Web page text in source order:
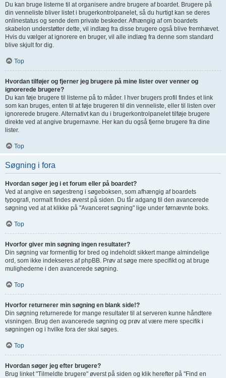
Du kan bruge listerne til at organisere andre brugere af boardet. Brugere på
din venneliste bliver listet i brugerkontrolpanelet, så du hurtigt kan se deres
onlinestatus og sende dem private beskeder. Afhængig af om boardets
skabelon understøtter dette, vil indlæg fra disse brugere også blive fremhævet.
Hvis du vælger at ignorere en bruger, vil alle indlæg fra denne som standard
blive skjult for dig.
Top
Hvordan tilføjer og fjerner jeg brugere på mine lister over venner og
ignorerede brugere?
Du kan føje brugere til listerne på to måder. I hver brugers profil findes et link
som kan bruges, enten til at føje brugeren til din venneliste, eller til listen over
ignorerede brugere. Alternativt kan du i brugerkontrolpanelet tilføje brugere
direkte ved at angive brugernavne. Her kan du også fjerne brugere fra dine
lister.
Top
Søgning i fora
Hvordan søger jeg i et forum eller på boardet?
Ved at angive en søgestreng i søgeboksen, som afhængig af boardets
typografi, normalt findes øverst på siden. Du får adgang til den avancerede
søgning ved at at klikke på "Avanceret søgning" lige under førnævnte boks.
Top
Hvorfor giver min søgning ingen resultater?
Din søgning var formentlig for bred og indeholdt sikkert mange almindelige
ord, som ikke indekseres af phpBB. Prøv at søge mere specifikt og at bruge
mulighederne i den avancerede søgning.
Top
Hvorfor returnerer min søgning en blank side!?
Din søgning returnerede for mange resultater til at serveren kunne håndtere
visningen. Brug den avancerede søgning og prøv at være mere specifik i
søgningen og i hvilke fora der skal søges.
Top
Hvordan søger jeg efter brugere?
Brug linket "Tilmeldte brugere" øverst på siden og klik herefter på "Find en